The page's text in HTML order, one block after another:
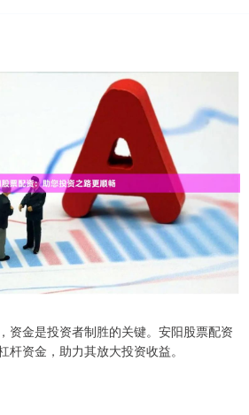
资金是投资者制胜的关键。安阳股票配资
杆资金，助力其放大投资收益。